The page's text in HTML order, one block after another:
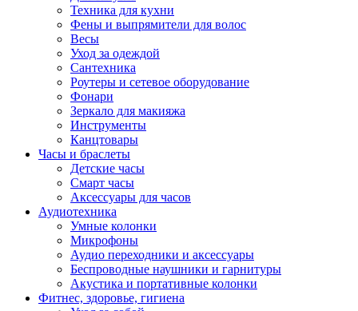
Техника для кухни
Фены и выпрямители для волос
Весы
Уход за одеждой
Сантехника
Роутеры и сетевое оборудование
Фонари
Зеркало для макияжа
Инструменты
Канцтовары
Часы и браслеты
Детские часы
Смарт часы
Аксессуары для часов
Аудиотехника
Умные колонки
Микрофоны
Аудио переходники и аксессуары
Беспроводные наушники и гарнитуры
Акустика и портативные колонки
Фитнес, здоровье, гигиена